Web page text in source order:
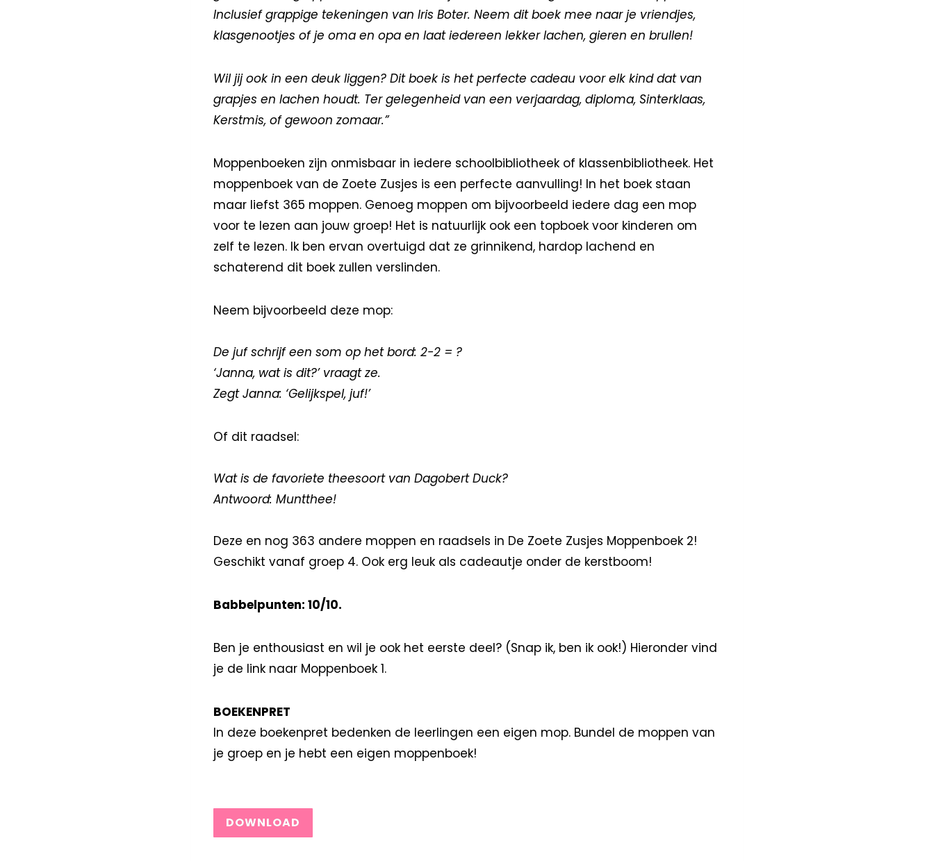
Inclusief grappige tekeningen van Iris Boter. Neem dit boek mee naar je vriendjes,
klasgenootjes of je oma en opa en laat iedereen lekker lachen, gieren en brullen!
Wil jij ook in een deuk liggen? Dit boek is het perfecte cadeau voor elk kind dat van
grapjes en lachen houdt. Ter gelegenheid van een verjaardag, diploma, Sinterklaas,
Kerstmis, of gewoon zomaar.”
Moppenboeken zijn onmisbaar in iedere schoolbibliotheek of klassenbibliotheek. Het
moppenboek van de Zoete Zusjes is een perfecte aanvulling! In het boek staan
maar liefst 365 moppen. Genoeg moppen om bijvoorbeeld iedere dag een mop
voor te lezen aan jouw groep! Het is natuurlijk ook een topboek voor kinderen om
zelf te lezen. Ik ben ervan overtuigd dat ze grinnikend, hardop lachend en
schaterend dit boek zullen verslinden.
Neem bijvoorbeeld deze mop:
De juf schrijf een som op het bord: 2-2 = ?
‘Janna, wat is dit?’ vraagt ze.
Zegt Janna: ‘Gelijkspel, juf!’
Of dit raadsel:
Wat is de favoriete theesoort van Dagobert Duck?
Antwoord: Muntthee!
Deze en nog 363 andere moppen en raadsels in De Zoete Zusjes Moppenboek 2!
Geschikt vanaf groep 4. Ook erg leuk als cadeautje onder de kerstboom!
Babbelpunten: 10/10.
Ben je enthousiast en wil je ook het eerste deel? (Snap ik, ben ik ook!) Hieronder vind
je de link naar Moppenboek 1.
BOEKENPRET
In deze boekenpret bedenken de leerlingen een eigen mop. Bundel de moppen van
je groep en je hebt een eigen moppenboek!
DOWNLOAD